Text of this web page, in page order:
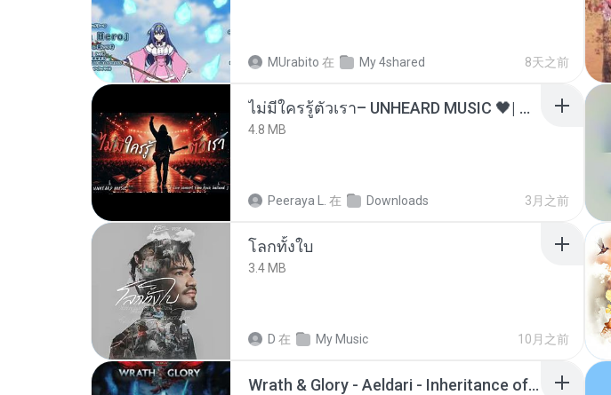
MUrabito 在 My 4shared 8天之前
ไม่มีใครรู้ตัวเรา– UNHEARD MUSIC 🖤| Official Lyric Video | เพลงสู้ชีวิต
4.8 MB
Peeraya L. 在 Downloads 3月之前
โลกทั้งใบ
3.4 MB
D 在 My Music 10月之前
Wrath & Glory - Aeldari - Inheritance of Embers.pdf